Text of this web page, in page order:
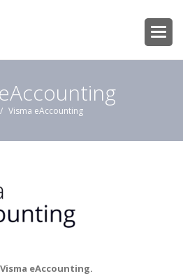
/ Visma eAccounting
eAccounting.